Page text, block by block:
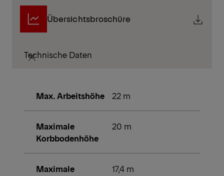
Übersichtsbroschüre
Technische Daten
Max. Arbeitshöhe 22 m
Maximale
Korbbodenhöhe
20 m
Maximale
17,4 m